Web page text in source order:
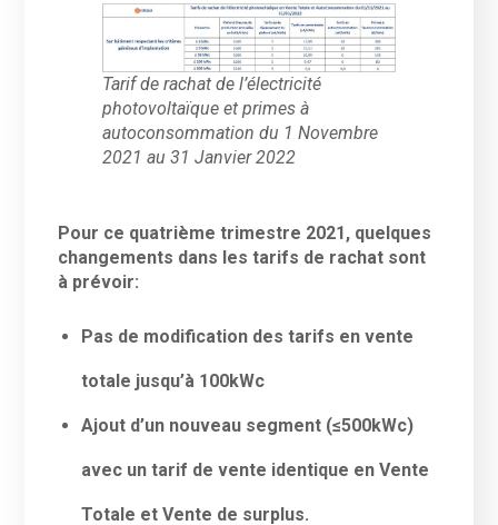
Tarif de rachat de l’électricité
photovoltaïque et primes à
autoconsommation du 1 Novembre
2021 au 31 Janvier 2022
Pour ce quatrième trimestre 2021, quelques
changements dans les tarifs de rachat sont
à prévoir:
Pas de modification des tarifs en vente
totale jusqu’à 100kWc
Ajout d’un nouveau segment (≤500kWc)
avec un tarif de vente identique en Vente
Totale et Vente de surplus.